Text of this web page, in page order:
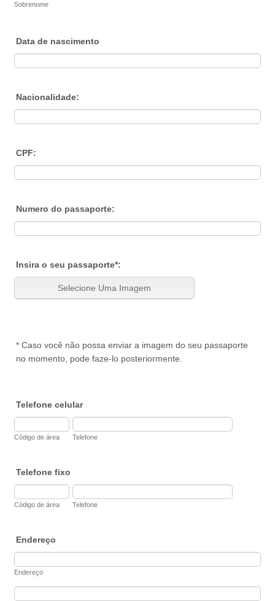
Sobrenome
Data de nascimento
Nacionalidade:
CPF:
Numero do passaporte:
Insira o seu passaporte*:
* Caso você não possa enviar a imagem do seu passaporte
no momento, pode faze-lo posteriormente.
Telefone celular
Código de área Telefone
Telefone fixo
Código de área Telefone
Endereço
Endereço